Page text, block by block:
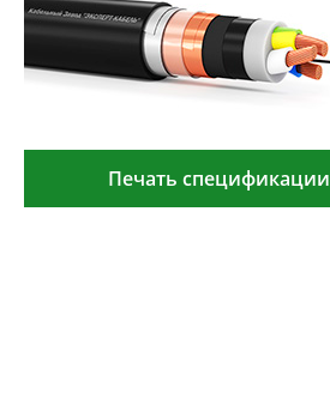
Печать спецификации